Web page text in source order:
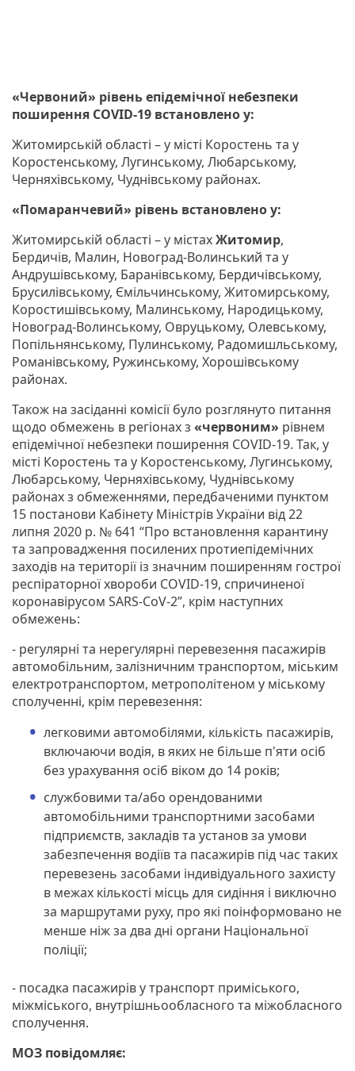
«Червоний» рівень епідемічної небезпеки
поширення COVID-19 встановлено у:
Житомирській області – у місті Коростень та у
Коростенському, Лугинському, Любарському,
Черняхівському, Чуднівському районах.
«Помаранчевий» рівень встановлено у:
Житомирській області – у містахЖитомир,
Бердичів, Малин, Новоград-Волинський та у
Андрушівському, Баранівському, Бердичівському,
Брусилівському, Ємільчинському, Житомирському,
Коростишівському, Малинському, Народицькому,
Новоград-Волинському, Овруцькому, Олевському,
Попільнянському, Пулинському, Радомишльському,
Романівському, Ружинському, Хорошівському
районах.
Також на засіданні комісії було розглянуто питання
щодо обмежень в регіонах з «червоним» рівнем
епідемічної небезпеки поширення COVID-19. Так, у
місті Коростень та у Коростенському, Лугинському,
Любарському, Черняхівському, Чуднівському
районах з обмеженнями, передбаченими пунктом
15 постанови Кабінету Міністрів України від 22
липня 2020 р. № 641 “Про встановлення карантину
та запровадження посилених протиепідемічних
заходів на території із значним поширенням гострої
респіраторної хвороби COVID-19, спричиненої
коронавірусом SARS-CoV-2”, крім наступних
обмежень:
- регулярні та нерегулярні перевезення пасажирів
автомобільним, залізничним транспортом, міським
електротранспортом, метрополітеном у міському
сполученні, крім перевезення:
легковими автомобілями, кількість пасажирів,
включаючи водія, в яких не більше п'яти осіб
без урахування осіб віком до 14 років;
службовими та/або орендованими
автомобільними транспортними засобами
підприємств, закладів та установ за умови
забезпечення водіїв та пасажирів під час таких
перевезень засобами індивідуального захисту
в межах кількості місць для сидіння і виключно
за маршрутами руху, про які поінформовано не
менше ніж за два дні органи Національної
поліції;
- посадка пасажирів у транспорт приміського,
міжміського, внутрішньообласного та міжобласного
сполучення.
МОЗ повідомляє: